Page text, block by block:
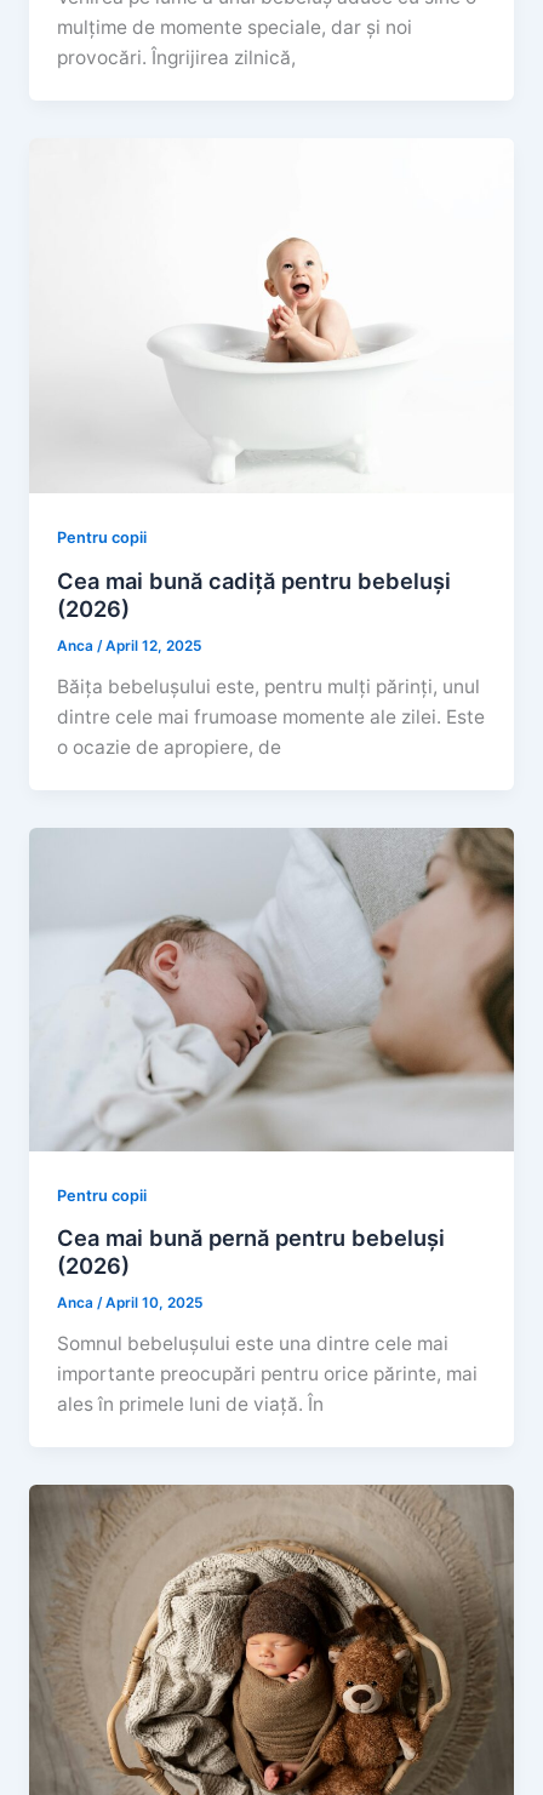
mulțime de momente speciale, dar și noi
provocări. Îngrijirea zilnică,
Pentru copii
Cea mai bună cadiță pentru bebeluși
(2026)
Anca /April 12, 2025
Băița bebelușului este, pentru mulți părinți, unul
dintre cele mai frumoase momente ale zilei. Este
o ocazie de apropiere, de
Pentru copii
Cea mai bună pernă pentru bebeluși
(2026)
Anca/April 10, 2025
Somnul bebelușului este una dintre cele mai
importante preocupări pentru orice părinte, mai
ales în primele luni de viață. În